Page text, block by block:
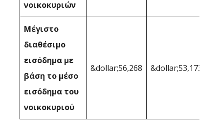
νοικοκυριών
Μέγιστο
διαθέσιμο
εισόδημα με
βάση το μέσο
εισόδημα του
νοικοκυριού
&dollar;56,268 &dollar;53,173